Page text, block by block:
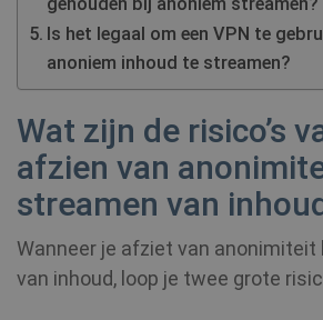
Is het legaal om een VPN te
anoniem inhoud te streamen?
Wat zijn de risico’s
afzien van
streamen van
Wanneer je afziet van
van inhoud, loop je twee grote